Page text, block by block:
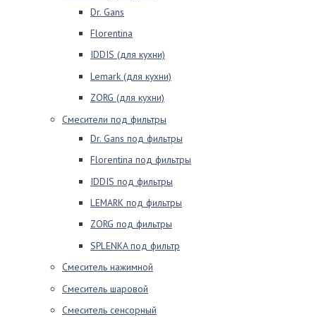
Dr. Gans
Florentina
IDDIS (для кухни)
Lemark (для кухни)
ZORG (для кухни)
Смесители под фильтры
Dr. Gans под фильтры
Florentina под фильтры
IDDIS под фильтры
LEMARK под фильтры
ZORG под фильтры
SPLENKA под фильтр
Смеситель нажимной
Смеситель шаровой
Смеситель сенсорный